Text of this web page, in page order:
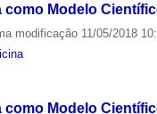
como Modelo
modificação 11/05/2018
como Modelo